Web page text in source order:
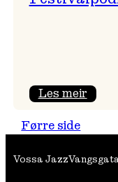
Les meir:
Brør
Førre side
Vossa Jazz